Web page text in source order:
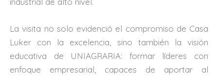
La visita no solo evidenció el compromiso de Casa
Luker con la excelencia, sino también la visión
educativa de UNIAGRARIA: formar líderes con
enfoque empresarial, capaces de aportar al